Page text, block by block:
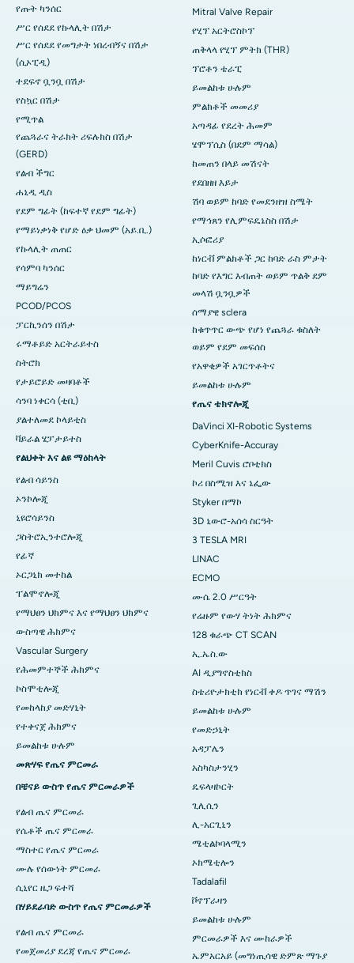
የጡት ካንሰር
ሥር የሰደደ የኩላሊት በሽታ
ሥር የሰደደ የመግታት ነበረብኝና በሽታ
(ሲኦፒዲ)
ተደፍኖ ቧንቧ በሽታ
የስኳር በሽታ
የሚጥል
የጨጓራና ትራክት ሪፍሉክስ በሽታ
(GERD)
የልብ ችግር
ሐኒዲ ዲስ
የደም ግፊት (ከፍተኛ የደም ግፊት)
የማይነቃነቅ የሆድ ዕቃ ህመም (አይ.ቢ.)
የኩላሊት ጠጠር
የሳምባ ካንሰር
ማይግሬን
PCOD/PCOS
ፓርኪንሰን በሽታ
ሩማቶይድ አርትራይተስ
ስትሮክ
የታይሮይድ መዛባቶች
ሳንባ ነቀርሳ (ቲቢ)
ያልተለመደ ኮላይቲስ
ቫይራል ሄፓታይተስ
የልህቀት እና ልዩ ማዕከላት
የልብ ሳይንስ
ኦንኮሎጂ
ኒዩሮሳይንስ
ጋስትሮኢንተሮሎጂ
የፊኛ
ኦርጋኒክ መተከል
ፐልሞኖሎጂ
የማህፀን ህክምና እና የማህፀን ህክምና
ውስጣዊ ሕክምና
Vascular Surgery
የሕመምተኞች ሕክምና
ኮስሞቲሎጂ
የመከላከያ መድሃኒት
የተቀናጀ ሕክምና
ይመልከቱ ሁሉም
መጽሃፍ የጤና ምርመራ
በቼናይ ውስጥ የጤና ምርመራዎች
የልብ ጤና ምርመራ
የሴቶች ጤና ምርመራ
ማስተር የጤና ምርመራ
ሙሉ የሰውነት ምርመራ
ሲኒየር ዜጋ ፍተሻ
በሃይደራባድ ውስጥ የጤና ምርመራዎች
የልብ ጤና ምርመራ
የመጀመሪያ ደረጃ የጤና ምርመራ
Mitral Valve Repair
የሂፕ አርትሮስኮፕ
ጠቅላላ የሂፕ ምትክ (THR)
ፕሮቶን ቴራፒ
ይመልከቱ ሁሉም
ምልክቶች መመሪያ
አጣዳፊ የደረት ሕመም
ሄሞፕሲስ (በደም ማሳል)
ከመጠን በላይ መሽናት
የደበዘዘ እይታ
ሽባ ወይም ከባድ የመደንዘዝ ስሜት
የማኅጸን የሊምፍዴኔስስ በሽታ
ኢሶፎሪያ
ከነርቭ ምልክቶች ጋር ከባድ ራስ ምታት
ከባድ የእግር እብጠት ወይም ጥልቅ ደም
መላሽ ቧንቧዎች
ሰማያዊ sclera
ከቁጥጥር ውጭ የሆነ የጨጓራ ​​​​ቁስለት
ወይም የደም መፍሰስ
የአዋቂዎች አገርጥቶትና
ይመልከቱ ሁሉም
የጤና ቴክኖሎጂ
DaVinci XI-Robotic Systems
CyberKnife-Accuray
Meril Cuvis ሮቦቲክስ
ኮሪ በስሚዝ እና ኔፌው
Styker በማኮ
3D ኒውሮ-አሰሳ ስርዓት
3 TESLA MRI
LINAC
ECMO
ሙሴ 2.0 ሥርዓት
የሬዙም የውሃ ትነት ሕክምና
128 ቁራጭ CT SCAN
ኢ.ኤስ.ው
AI ዲያግኖስቲክስ
ስቴሪዮታክቲክ የነርቭ ቀዶ ጥገና ማሽን
ይመልከቱ ሁሉም
የመድኃኒት
አዳፓሌን
አስካስታንሂን
ዴፍላዛኮርት
ጊሊሲን
ሊ-አርጊኒን
ሜቲልኮባላሚን
ኦክሜቲሎን
Tadalafil
ቮኖፕራዛን
ይመልከቱ ሁሉም
ምርመራዎች እና ሙከራዎች
ኤምአርአይ (መግነጢሳዊ ድምጽ ማጉያ